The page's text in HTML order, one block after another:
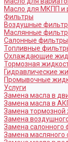
Масло для МКПП и
Фильтры
Воздушные
Маслянные
Салонные фильтры
Топливные
Охлаждающие
Тормозная
Гидравлические
Промывочные
Услуги
Замена масла в
Замена масла в
Замена тормозной
Замена
Замена салонного
Замена масляного